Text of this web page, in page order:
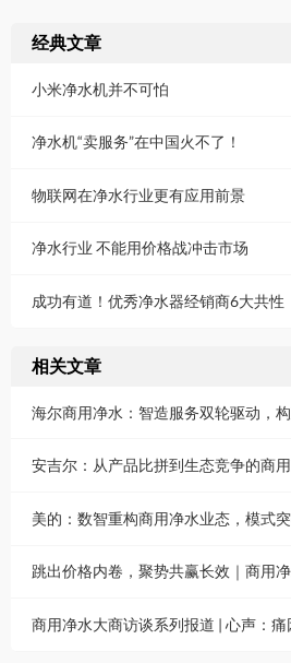
经典文章
小米净水机并不可怕
净水机“卖服务”在中国火不了！
物联网在净水行业更有应用前景
净水行业 不能用价格战冲击市场
成功有道！优秀净水器经销商6大共性
相关文章
海尔商用净水：智造服务双轮驱动，
安吉尔：从产品比拼到生态竞争的商
美的：数智重构商用净水业态，模式
跳出价格内卷，聚势共赢长效｜商用
商用净水大商访谈系列报道 | 心声：痛